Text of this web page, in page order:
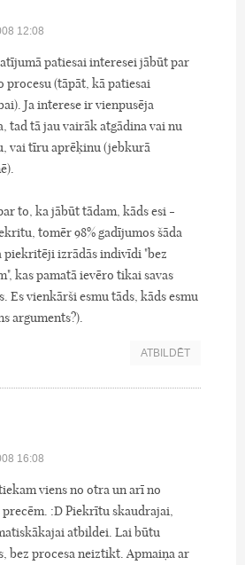
12:08
patiesai interesei jābūt par
procesu (tāpāt, kā patiesai
Ja interese ir vienpusēja
tad tā jau vairāk atgādina vai nu
vai tīru aprēķinu (jebkurā
to, ka jābūt tādam, kāds esi -
tomēr 98% gadījumos šāda
piekritēji izrādās indivīdi "bez
kas pamatā ievēro tikai savas
Es vienkārši esmu tāds, kāds esmu
arguments?).
ATBILDĒT
16:08
viens no otra un arī no
:D Piekrītu skaudrajai,
atbildei. Lai būtu
bez procesa neiztikt. Apmaiņa ar